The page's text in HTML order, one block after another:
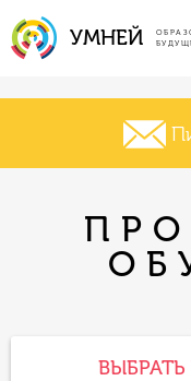
УМНЕЙ